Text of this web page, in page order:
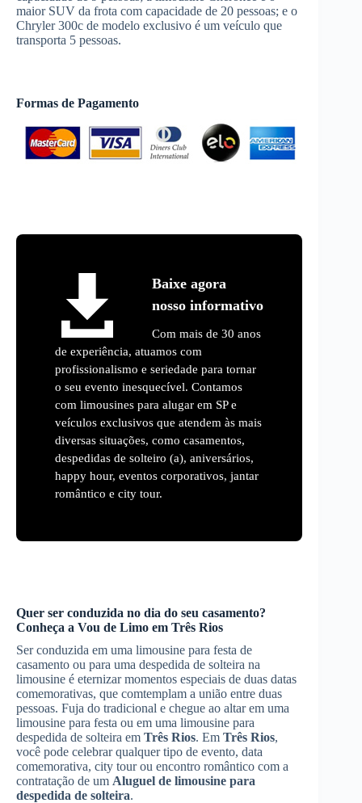
maior SUV da frota com capacidade de 20 pessoas; e o
Chryler 300c de modelo exclusivo é um veículo que
transporta 5 pessoas.
Formas de Pagamento
Baixe agora
nosso informativo
Com mais de 30 anos
de experiência, atuamos com
profissionalismo e seriedade para tornar
o seu evento inesquecível. Contamos
com limousines para alugar em SP e
veículos exclusivos que atendem às mais
diversas situações, como casamentos,
despedidas de solteiro (a), aniversários,
happy hour, eventos corporativos, jantar
romântico e city tour.
Quer ser conduzida no dia do seu casamento?
Conheça a Vou de Limo em Três Rios
Ser conduzida em uma limousine para festa de
casamento ou para uma despedida de solteira na
limousine é eternizar momentos especiais de duas datas
comemorativas, que comtemplam a união entre duas
pessoas. Fuja do tradicional e chegue ao altar em uma
limousine para festa ou em uma limousine para
despedida de solteira em Três Rios. Em Três Rios,
você pode celebrar qualquer tipo de evento, data
comemorativa, city tour ou encontro romântico com a
contratação de um Aluguel de limousine para
despedida de solteira.